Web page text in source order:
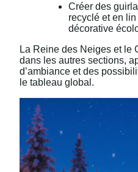
Créer des
recyclé et en
décorative
La Reine des Neiges et le
dans les autres sections,
d’ambiance et des
le tableau global.